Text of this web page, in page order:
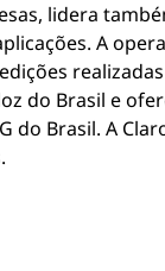
lidera
A
do Brasil e
Brasil. A